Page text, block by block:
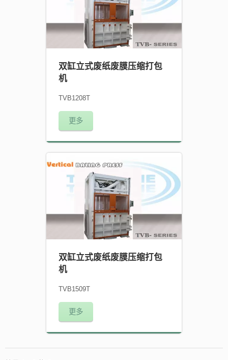
双缸立式废纸废膜压缩打包
机
TVB1208T
更多
双缸立式废纸废膜压缩打包
机
TVB1509T
更多